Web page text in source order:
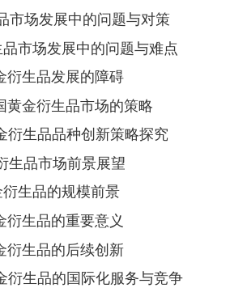
场发展中的问题与对策
市场发展中的问题与难点
生品发展的障碍
金衍生品市场的策略
生品品种创新策略探究
品市场前景展望
生品的规模前景
生品的重要意义
生品的后续创新
生品的国际化服务与竞争